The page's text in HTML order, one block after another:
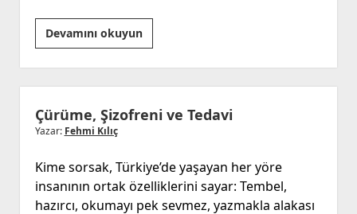
Devamını okuyunKaos
ve
Fesat
Ortamında
Yaşamak
Çürüme, Şizofreni ve Tedavi
Yazar: Fehmi Kılıç
Kime sorsak, Türkiye’de yaşayan her yöre
insanının ortak özelliklerini sayar: Tembel,
hazırcı, okumayı pek sevmez, yazmakla alakası